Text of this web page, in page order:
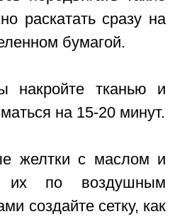
раскатать сразу на
бумагой.
накройте тканью и
на 15-20 минут.
желтки с маслом и
их по воздушным
создайте сетку, как